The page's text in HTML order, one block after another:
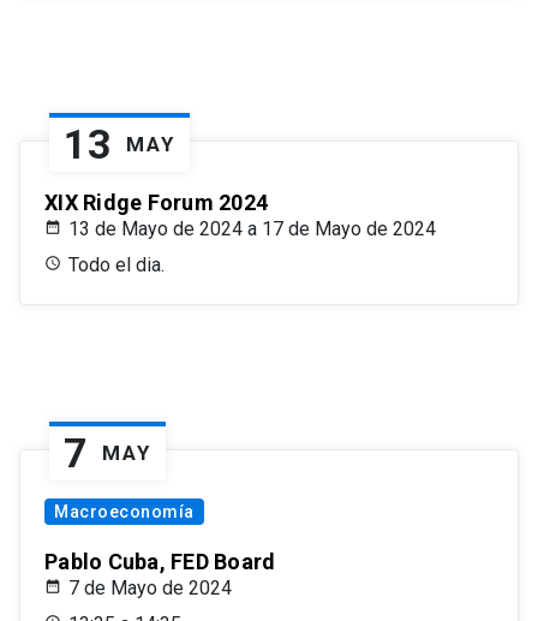
13 MAY
XIX Ridge Forum 2024
13 de Mayo de 2024 a 17 de Mayo de 2024
Todo el dia.
7 MAY
Macroeconomía
Pablo Cuba, FED Board
7 de Mayo de 2024